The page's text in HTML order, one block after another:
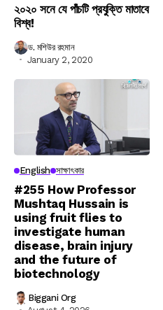
২০২০ সনে যে পাঁচটি প্রযুক্তি মাতাবে
বিশ্ব!
ড. মশিউর রহমান
January 2, 2020
English সাক্ষাৎকার
#255 How Professor
Mushtaq Hussain is
using fruit flies to
investigate human
disease, brain injury
and the future of
biotechnology
Biggani Org